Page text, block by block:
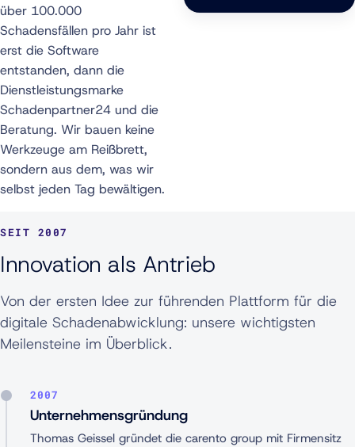
über 100.000
Schadensfällen pro Jahr ist
erst die Software
entstanden, dann die
Dienstleistungsmarke
Schadenpartner24 und die
Beratung. Wir bauen keine
Werkzeuge am Reißbrett,
sondern aus dem, was wir
selbst jeden Tag bewältigen.
SEIT 2007
Innovation als Antrieb
Von der ersten Idee zur führenden Plattform für die
digitale Schadenabwicklung: unsere wichtigsten
Meilensteine im Überblick.
2007
Unternehmensgründung
Thomas Geissel gründet die carento group mit Firmensitz